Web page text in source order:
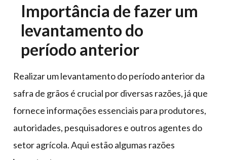
Importância de fazer um
levantamento do
período anterior
Realizar um levantamento do período anterior da
safra de grãos é crucial por diversas razões, já que
fornece informações essenciais para produtores,
autoridades, pesquisadores e outros agentes do
setor agrícola. Aqui estão algumas razões